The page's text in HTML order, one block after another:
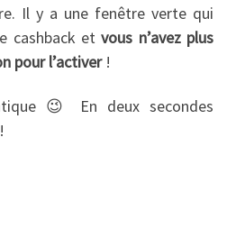
Il y a une fenêtre verte qui
cashback etvous n’avez plus
pour l’activer!
😉 En deux secondes